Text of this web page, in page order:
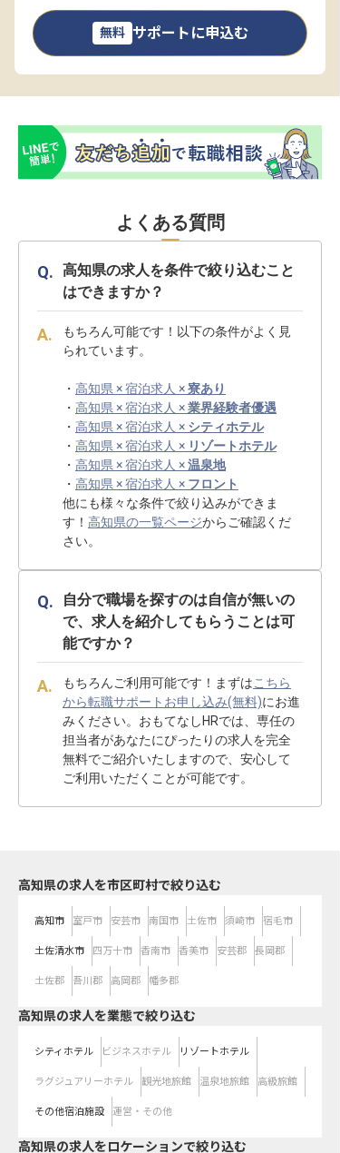
無料 サポートに申込む
よくある質問
高知県の求人を条件で絞り込むこと
はできますか？
もちろん可能です！以下の条件がよく見
られています。
・ 高知県 × 宿泊求人 ×寮あり
・ 高知県 × 宿泊求人 ×業界経験者優遇
・ 高知県 × 宿泊求人 × シティホテル
・ 高知県 × 宿泊求人 × リゾートホテル
・ 高知県 × 宿泊求人 ×温泉地
・ 高知県 × 宿泊求人 × フロント
他にも様々な条件で絞り込みができま
す！ 高知県の一覧ページからご確認くだ
さい。
自分で職場を探すのは自信が無いの
で、求人を紹介してもらうことは可
能ですか？
もちろんご利用可能です！まずはこちら
から転職サポートお申し込み(無料)にお進
みください。おもてなしHRでは、専任の
担当者があなたにぴったりの求人を完全
無料でご紹介いたしますので、安心して
ご利用いただくことが可能です。
高知県の求人を市区町村で絞り込む
高知市 室戸市 安芸市 南国市 土佐市 須崎市 宿毛市
土佐清水市 四万十市 香南市 香美市 安芸郡 長岡郡
土佐郡 吾川郡 高岡郡 幡多郡
高知県の求人を業態で絞り込む
シティホテル ビジネスホテル リゾートホテル
ラグジュアリーホテル 観光地旅館 温泉地旅館 高級旅館
その他宿泊施設 運営・その他
高知県の求人をロケーションで絞り込む